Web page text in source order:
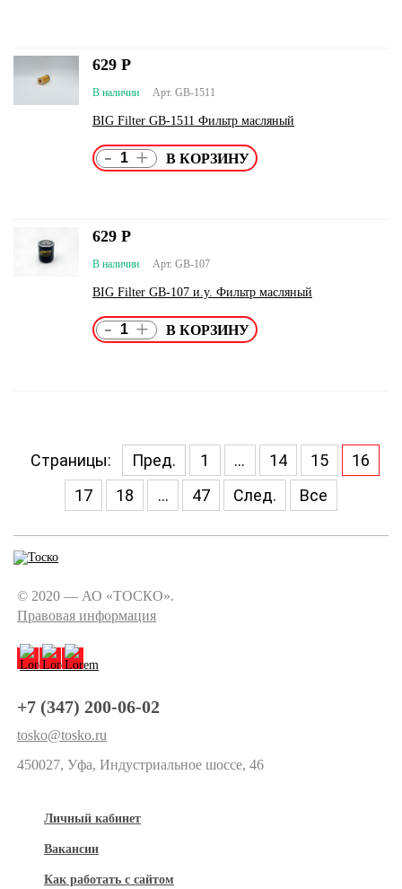
Арт. GB-1511
В наличии
BIG Filter GB-1511 Фильтр масляный
629 Р
- +
Арт. GB-107
В наличии
BIG Filter GB-107 и.у. Фильтр масляный
629 Р
- +
Страницы: Пред. 1 ... 14 15
16
17
18 ... 47 След. Все
© 2020 — АО «ТОСКО».
Правовая информация
+7 (347) 200-06-02
tosko@tosko.ru
450027, Уфа, Индустриальное шоссе, 46
Личный кабинет
Вакансии
Как работать с сайтом